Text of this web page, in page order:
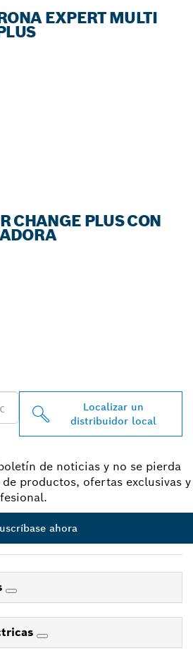
EXPERT MULTI
CHANGE PLUS CON
Localizar un
distribuidor local
de noticias y no se pierda
productos, ofertas exclusivas y
ahora